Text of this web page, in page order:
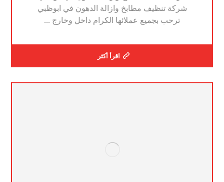
شركة تنظيف مطابخ وازالة الدهون في ابوظبي
ترحب بجميع عملائها الكرام داخل وخارج ...
اقرأ أكثر